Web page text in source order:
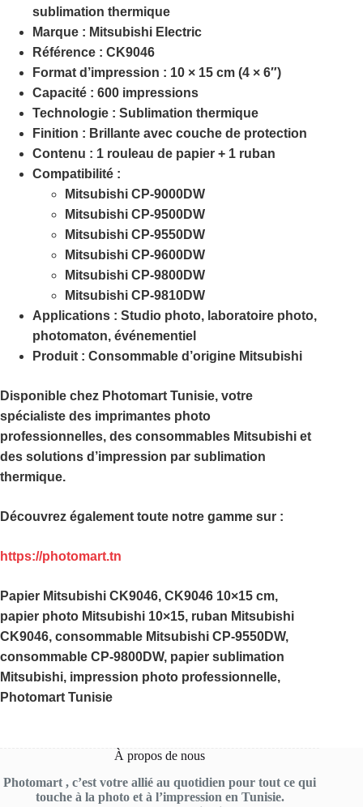
sublimation thermique
Marque : Mitsubishi Electric
Référence : CK9046
Format d’impression : 10 × 15 cm (4 × 6″)
Capacité : 600 impressions
Technologie : Sublimation thermique
Finition : Brillante avec couche de protection
Contenu : 1 rouleau de papier + 1 ruban
Compatibilité :
Mitsubishi CP-9000DW
Mitsubishi CP-9500DW
Mitsubishi CP-9550DW
Mitsubishi CP-9600DW
Mitsubishi CP-9800DW
Mitsubishi CP-9810DW
Applications : Studio photo, laboratoire photo,
photomaton, événementiel
Produit : Consommable d’origine Mitsubishi
Disponible chez Photomart Tunisie, votre
spécialiste des imprimantes photo
professionnelles, des consommables Mitsubishi et
des solutions d’impression par sublimation
thermique.
Découvrez également toute notre gamme sur :
https://photomart.tn
Papier Mitsubishi CK9046, CK9046 10×15 cm,
papier photo Mitsubishi 10×15, ruban Mitsubishi
CK9046, consommable Mitsubishi CP-9550DW,
consommable CP-9800DW, papier sublimation
Mitsubishi, impression photo professionnelle,
Photomart Tunisie
À propos de nous
Photomart , c’est votre allié au quotidien pour tout ce qui
touche à la photo et à l’impression en Tunisie.